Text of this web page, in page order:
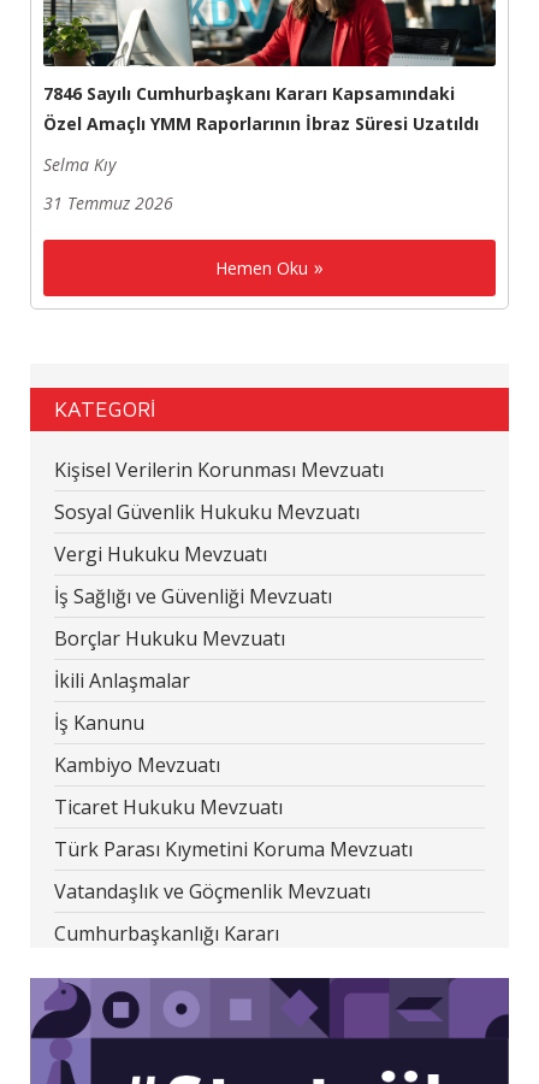
7846 Sayılı Cumhurbaşkanı Kararı Kapsamındaki
Özel Amaçlı YMM Raporlarının İbraz Süresi Uzatıldı
Selma Kıy
31 Temmuz 2026
Hemen Oku
KATEGORİ
Kişisel Verilerin Korunması Mevzuatı
Sosyal Güvenlik Hukuku Mevzuatı
Vergi Hukuku Mevzuatı
İş Sağlığı ve Güvenliği Mevzuatı
Borçlar Hukuku Mevzuatı
İkili Anlaşmalar
İş Kanunu
Kambiyo Mevzuatı
Ticaret Hukuku Mevzuatı
Türk Parası Kıymetini Koruma Mevzuatı
Vatandaşlık ve Göçmenlik Mevzuatı
Cumhurbaşkanlığı Kararı